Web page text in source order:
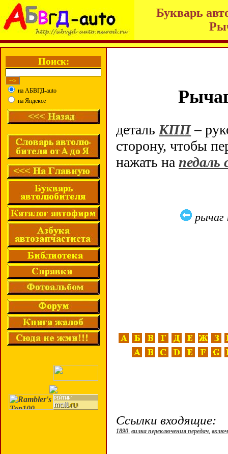
Букварь
Поиск:
на АБВГД-auto
на Яндексе
деталь КПП–
сторону, чтобы
нажать напедаль
Ссылки входящие:
1890,вилка переключения передач,